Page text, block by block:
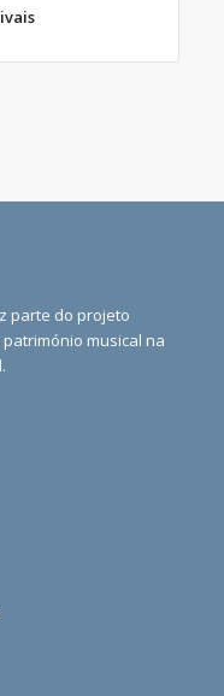
parte do projeto
musical na